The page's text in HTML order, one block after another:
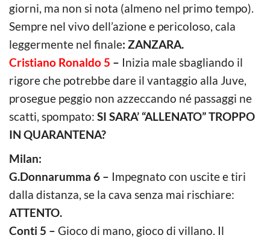
giorni, ma non si nota (almeno nel primo tempo).
Sempre nel vivo dell’azione e pericoloso, cala
leggermente nel finale: ZANZARA.
Cristiano Ronaldo 5 – Inizia male sbagliando il
rigore che potrebbe dare il vantaggio alla Juve,
prosegue peggio non azzeccando né passaggi ne
scatti, spompato: SI SARA’ “ALLENATO” TROPPO
IN QUARANTENA?
Milan:
G.Donnarumma 6 – Impegnato con uscite e tiri
dalla distanza, se la cava senza mai rischiare:
ATTENTO.
Conti 5 – Gioco di mano, gioco di villano. Il